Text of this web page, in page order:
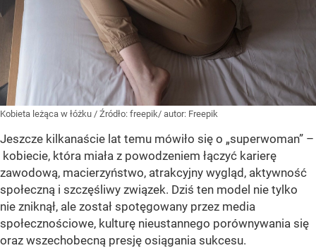
Kobieta leżąca w łóżku / Źródło: freepik/ autor: Freepik
Jeszcze kilkanaście lat temu mówiło się o „superwoman” –
kobiecie, która miała z powodzeniem łączyć karierę
zawodową, macierzyństwo, atrakcyjny wygląd, aktywność
społeczną i szczęśliwy związek. Dziś ten model nie tylko
nie zniknął, ale został spotęgowany przez media
społecznościowe, kulturę nieustannego porównywania się
oraz wszechobecną presję osiągania sukcesu.